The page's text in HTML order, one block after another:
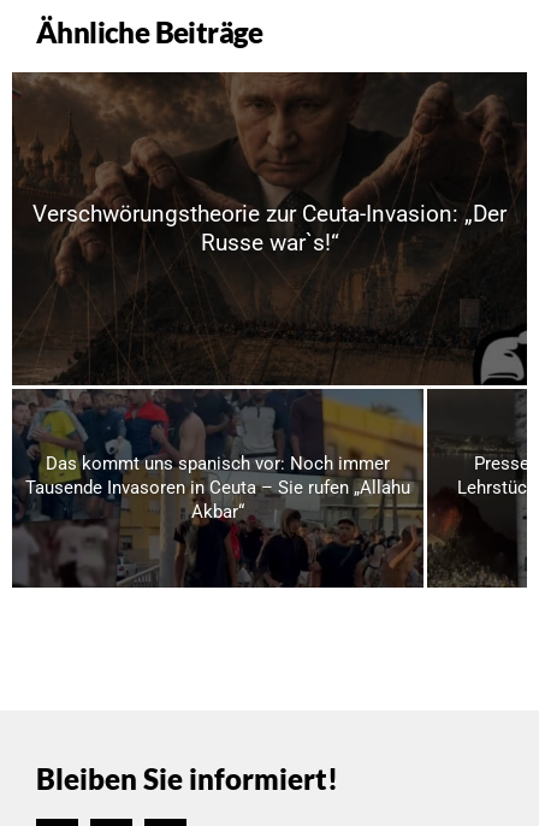
Ähnliche Beiträge
Verschwörungstheorie zur Ceuta-Invasion: „Der
Russe war`s!“
Das kommt uns spanisch vor: Noch immer
Tausende Invasoren in Ceuta – Sie rufen „Allahu
Akbar“
Bleiben Sie informiert!